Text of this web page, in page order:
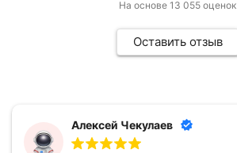
На основе 13 055 оценок
Оставить отзыв
Алексей Чекулаев